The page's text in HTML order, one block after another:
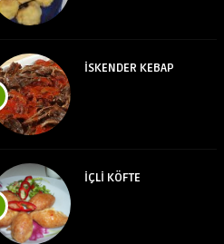
İSKENDER KEBAP
İÇLİ KÖFTE